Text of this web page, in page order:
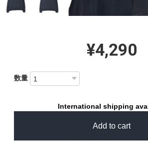
¥4,290
数量
International shipping
Add to cart